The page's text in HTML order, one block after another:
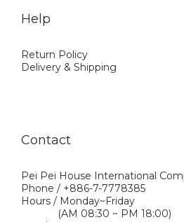
Help
Return Policy
Delivery & Shipping
Contact
Pei Pei House International
Phone / +886-7-7778385
Hours / Monday~Friday
(AM 08:30 ~ PM 18:00)